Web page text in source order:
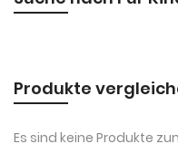
Produkte
Es sind keine Produkte